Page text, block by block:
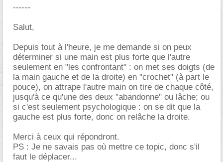
------
Salut,
Depuis tout à l'heure, je me demande si on peux
déterminer si une main est plus forte que l'autre
seulement en "les confrontant" : on met ses doigts (de
la main gauche et de la droite) en "crochet" (à part le
pouce), on attrape l'autre main on tire de chaque côté,
jusqu'à ce qu'une des deux "abandonne" ou lâche; ou
si c'est seulement psychologique : on se dit que la
gauche est plus forte, donc on relâche la droite.
Merci à ceux qui répondront.
PS : Je ne savais pas où mettre ce topic, donc s'il
faut le déplacer...